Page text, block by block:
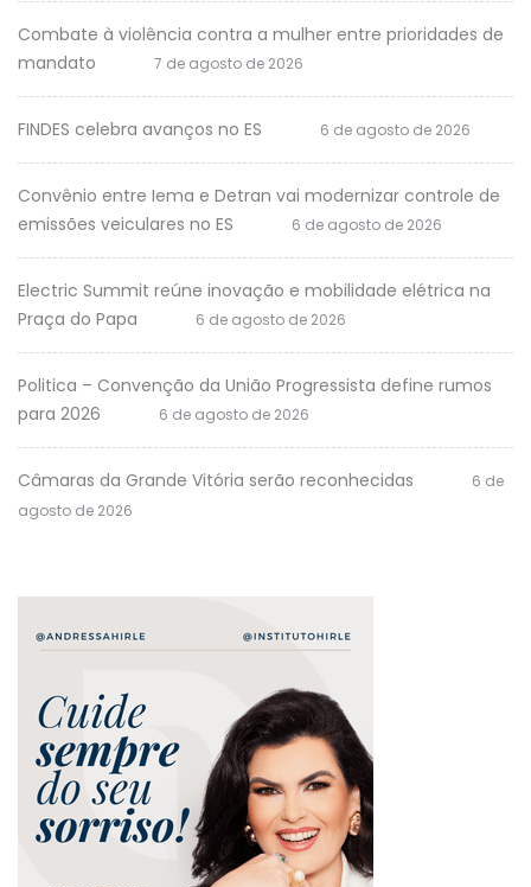
Combate à violência contra a mulher entre prioridades de
mandato
7 de agosto de 2026
FINDES celebra avanços no ES 6 de agosto de 2026
Convênio entre Iema e Detran vai modernizar controle de
emissões veiculares no ES
6 de agosto de 2026
Electric Summit reúne inovação e mobilidade elétrica na
Praça do Papa
6 de agosto de 2026
Politica – Convenção da União Progressista define rumos
para 2026
6 de agosto de 2026
Câmaras da Grande Vitória serão reconhecidas
6 de
agosto de 2026